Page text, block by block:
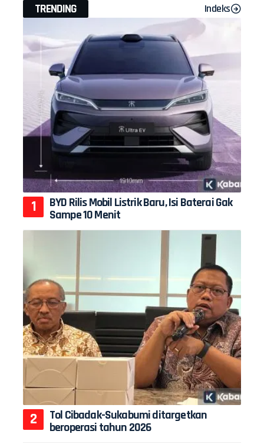
TRENDING Indeks
BYD Rilis Mobil Listrik Baru, Isi Baterai Gak
Sampe 10 Menit
Tol Cibadak-Sukabumi ditargetkan
beroperasi tahun 2026